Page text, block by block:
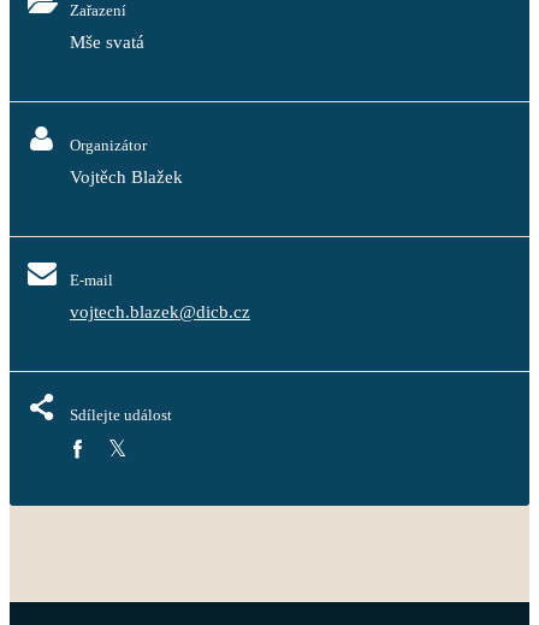
Zařazení
Mše svatá
Organizátor
Vojtěch Blažek
E-mail
vojtech.blazek@dicb.cz
Sdílejte událost